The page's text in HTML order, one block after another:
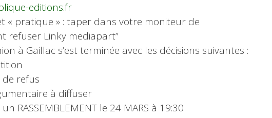
editions.fr
« pratique » : taper dans votre moniteur de
refuser Linky mediapart”
à Gaillac s’est terminée avec les décisions suivantes :
refus
à diffuser
RASSEMBLEMENT le 24 MARS à 19:30